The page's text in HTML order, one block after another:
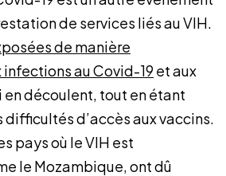
de services liés au VIH.
de manière
au Covid-19et aux
découlent, tout en étant
d’accès aux vaccins.
pays où le VIH est
le Mozambique, ont dû